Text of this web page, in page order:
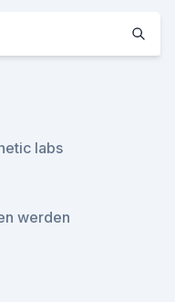
labs
werden